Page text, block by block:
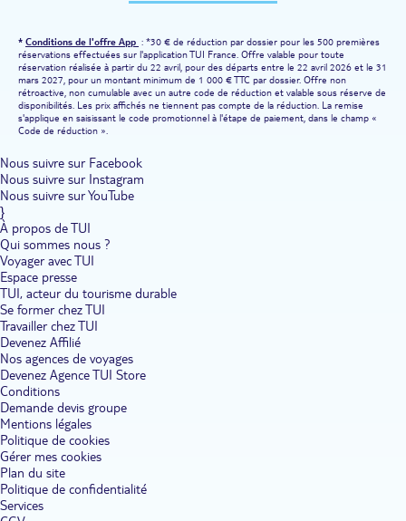
* Conditions de l'offre App : *30 € de réduction par dossier pour les 500 premières
réservations effectuées sur l'application TUI France. Offre valable pour toute
réservation réalisée à partir du 22 avril, pour des départs entre le 22 avril 2026 et le 31
mars 2027, pour un montant minimum de 1 000 € TTC par dossier. Offre non
rétroactive, non cumulable avec un autre code de réduction et valable sous réserve de
disponibilités. Les prix affichés ne tiennent pas compte de la réduction. La remise
s'applique en saisissant le code promotionnel à l'étape de paiement, dans le champ «
Code de réduction ».
Nous suivre sur Facebook
Nous suivre sur Instagram
Nous suivre sur YouTube
}
À propos de TUI
Qui sommes nous ?
Voyager avec TUI
Espace presse
TUI, acteur du tourisme durable
Se former chez TUI
Travailler chez TUI
Devenez Affilié
Nos agences de voyages
Devenez Agence TUI Store
Conditions
Demande devis groupe
Mentions légales
Politique de cookies
Gérer mes cookies
Plan du site
Politique de confidentialité
Services